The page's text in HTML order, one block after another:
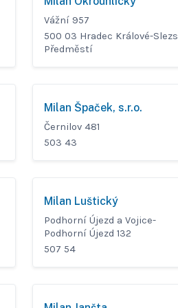
Vážní 957
500 03 Hradec Králové-
Předměstí
Milan Špaček, s.r.o.
Černilov 481
503 43
Milan Luštický
Podhorní Újezd a Vojice-
Podhorní Újezd 132
507 54